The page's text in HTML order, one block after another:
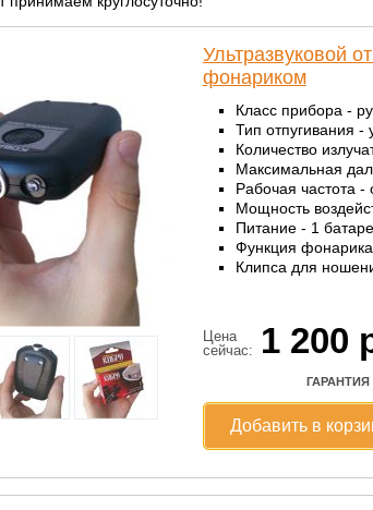
Ультразвуковой
фонариком
Класс прибора -
Тип отпугивания -
Количество
Максимальная
Рабочая частота -
Мощность
Питание - 1
Функция
Клипса для
Цена
сейчас:
1 200
ГАРАНТИЯ
Добавить в